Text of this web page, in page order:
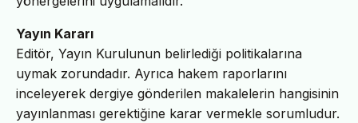
Yayın Kararı
Editör, Yayın Kurulunun belirlediği politikalarına
uymak zorundadır. Ayrıca hakem raporlarını
inceleyerek dergiye gönderilen makalelerin hangisinin
yayınlanması gerektiğine karar vermekle sorumludur.